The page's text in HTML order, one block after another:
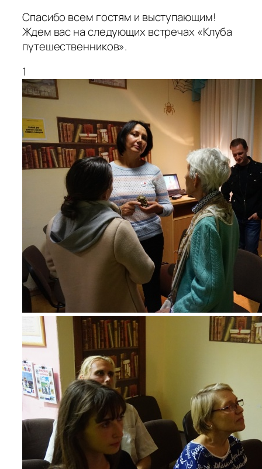
Спасибо всем гостям и выступающим!
Ждем вас на следующих встречах «Клуба
путешественников».
1